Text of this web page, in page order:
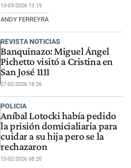
13-03-2026 13:19
ANDY FERREYRA
REVISTA NOTICIAS
Banquinazo: Miguel Ángel
Pichetto visitó a Cristina en
San José 1111
27-02-2026 18:26
POLICIA
Aníbal Lotocki había pedido
la prisión domicialiaria para
cuidar a su hija pero se la
rechazaron
13-02-2026 08:20